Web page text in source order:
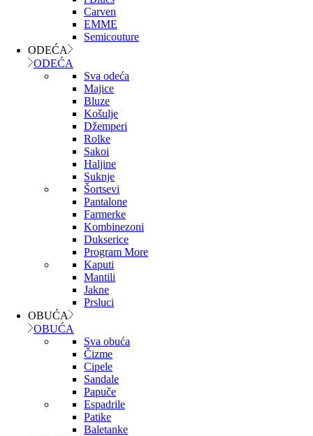
Carven
EMME
Semicouture
ODEĆA
ODEĆA
Sva odeća
Majice
Bluze
Košulje
Džemperi
Rolke
Sakoi
Haljine
Suknje
Šortsevi
Pantalone
Farmerke
Kombinezoni
Dukserice
Program More
Kaputi
Mantili
Jakne
Prsluci
OBUĆA
OBUĆA
Sva obuća
Čizme
Cipele
Sandale
Papuče
Espadrile
Patike
Baletanke